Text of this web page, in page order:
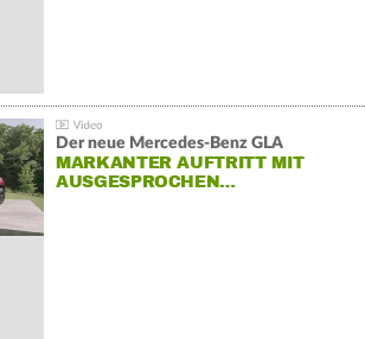
Der neue Mercedes-Benz GLA
MARKANTER AUFTRITT MIT
AUSGESPROCHEN…